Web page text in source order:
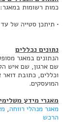
כמות רשומות במאגר: 2000 רשומות | 1500 מיילים
• תיתכן סטייה של עד 15% ברמת הדיוק של הנתונים לרשומה
נתונים נכללים
הנתונים במאגר
שם ארגון, שם איש
וכללים, כתובת דואר
המועסקים.
מאגרי מידע
מאגר מנהלי רווחה,
הרכש